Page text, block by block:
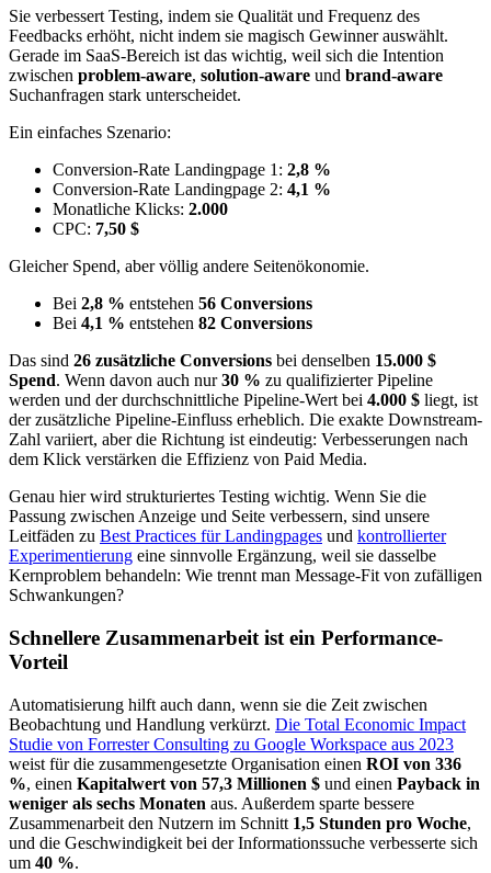
Sie verbessert Testing, indem sie Qualität und Frequenz des
Feedbacks erhöht, nicht indem sie magisch Gewinner auswählt.
Gerade im SaaS-Bereich ist das wichtig, weil sich die Intention
zwischen problem-aware, solution-aware und brand-aware
Suchanfragen stark unterscheidet.
Ein einfaches Szenario:
Conversion-Rate Landingpage 1: 2,8 %
Conversion-Rate Landingpage 2: 4,1 %
Monatliche Klicks: 2.000
CPC: 7,50 $
Gleicher Spend, aber völlig andere Seitenökonomie.
Bei 2,8 % entstehen 56 Conversions
Bei 4,1 % entstehen 82 Conversions
Das sind 26 zusätzliche Conversions bei denselben 15.000 $
Spend. Wenn davon auch nur30 % zu qualifizierter Pipeline
werden und der durchschnittliche Pipeline-Wert bei 4.000 $ liegt, ist
der zusätzliche Pipeline-Einfluss erheblich. Die exakte Downstream-
Zahl variiert, aber die Richtung ist eindeutig: Verbesserungen nach
dem Klick verstärken die Effizienz von Paid Media.
Genau hier wird strukturiertes Testing wichtig. Wenn Sie die
Passung zwischen Anzeige und Seite verbessern, sind unsere
Leitfäden zu Best Practices für Landingpages und kontrollierter
Experimentierung eine sinnvolle Ergänzung, weil sie dasselbe
Kernproblem behandeln: Wie trennt man Message-Fit von zufälligen
Schwankungen?
Schnellere Zusammenarbeit ist ein Performance-
Vorteil
Automatisierung hilft auch dann, wenn sie die Zeit zwischen
Beobachtung und Handlung verkürzt. Die Total Economic Impact
Studie von Forrester Consulting zu Google Workspace aus 2023
weist für die zusammengesetzte Organisation einen ROI von 336
%, einen Kapitalwert von 57,3 Millionen $ und einen Payback in
weniger als sechs Monaten aus. Außerdem sparte bessere
Zusammenarbeit den Nutzern im Schnitt 1,5 Stunden pro Woche,
und die Geschwindigkeit bei der Informationssuche verbesserte sich
um 40 %.